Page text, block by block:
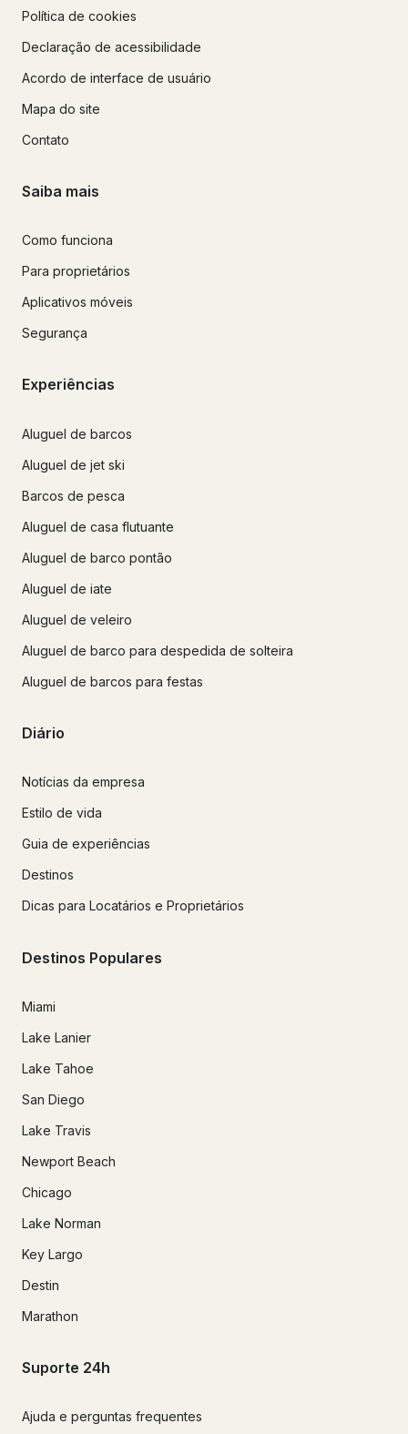
Política de cookies
Declaração de acessibilidade
Acordo de interface de usuário
Mapa do site
Contato
Saiba mais
Como funciona
Para proprietários
Aplicativos móveis
Segurança
Experiências
Aluguel de barcos
Aluguel de jet ski
Barcos de pesca
Aluguel de casa flutuante
Aluguel de barco pontão
Aluguel de iate
Aluguel de veleiro
Aluguel de barco para despedida de solteira
Aluguel de barcos para festas
Diário
Notícias da empresa
Estilo de vida
Guia de experiências
Destinos
Dicas para Locatários e Proprietários
Destinos Populares
Miami
Lake Lanier
Lake Tahoe
San Diego
Lake Travis
Newport Beach
Chicago
Lake Norman
Key Largo
Destin
Marathon
Suporte 24h
Ajuda e perguntas frequentes